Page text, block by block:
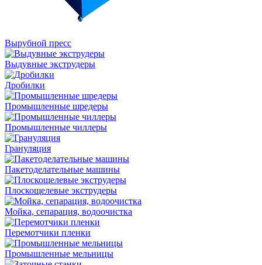
Вырубной пресс
Выдувные экструдеры
Дробилки
Промышленные шредеры
Промышленные чиллеры
Грануляция
Пакетоделательные машины
Плоскощелевые экструдеры
Мойка, сепарация, водоочистка
Перемотчики пленки
Промышленные мельницы